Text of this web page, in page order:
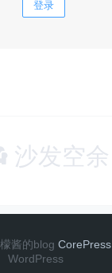
登录
沙发空余
酱的blog CorePress
WordPress